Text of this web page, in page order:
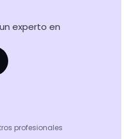
experto en
profesionales